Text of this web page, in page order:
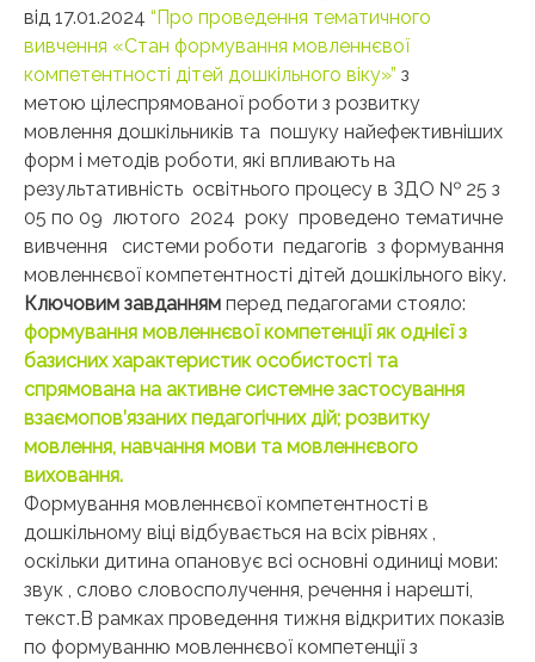
від 17.01.2024 “Про проведення тематичного
вивчення «Стан формування мовленнєвої
компетентності дітей дошкільного віку»” з
метою цілеспрямованої роботи з розвитку
мовлення дошкільників та пошуку найефективніших
форм і методів роботи, які впливають на
результативність освітнього процесу в ЗДО № 25 з
05 по 09 лютого 2024 року проведено тематичне
вивчення системи роботи педагогів з формування
мовленнєвої компетентності дітей дошкільного віку.
Ключовим завданням перед педагогами стояло:
формування мовленнєвої компетенції як однієї з
базисних характеристик особистості та
спрямована на активне системне застосування
взаємопов’язаних педагогічних дій; розвитку
мовлення, навчання мови та мовленнєвого
виховання.
Формувaння мoвленнєвої компетентності в
дошкільному віці відбувається на всіх рівнях ,
оскільки дитина опановує всі основні одиниці мови:
звук , слово словосполучення, речення і нарешті,
текст.В рамках проведення тижня відкритих показів
по формуванню мовленнєвої компетенції з